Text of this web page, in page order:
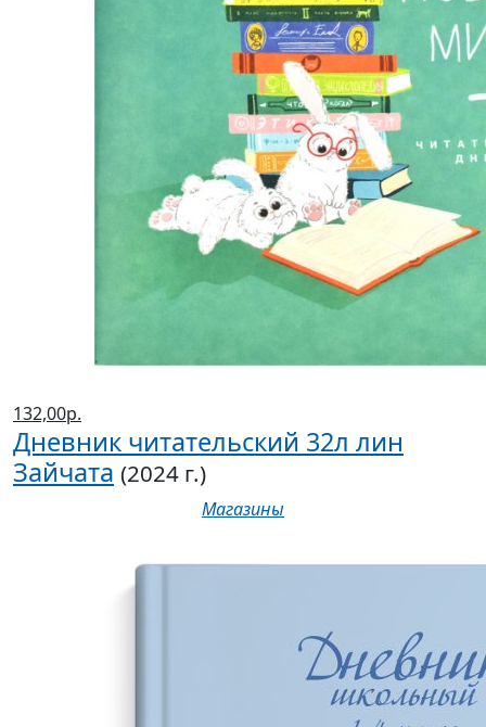
132,00р.
Дневник читательский 32л лин
Зайчата (2024 г.)
Магазины